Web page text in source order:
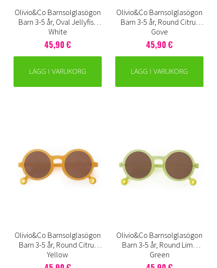
Olivio&Co Barnsolglasögon
Barn 3-5 år, Oval Jellyfish
White
45,90 €
LÄGG I VARUKORG
Olivio&Co Barnsolglasögon
Barn 3-5 år, Round Citrus
Gove
45,90 €
LÄGG I VARUKORG
Olivio&Co Barnsolglasögon
Barn 3-5 år, Round Citrus
Yellow
Olivio&Co Barnsolglasögon
Barn 3-5 år, Round Lime
Green